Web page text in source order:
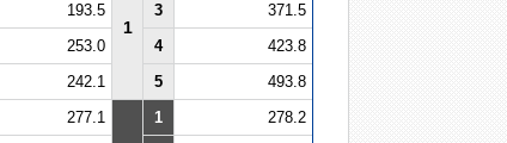
1
193.5 3
371.5
253.0 4
423.8
242.1 5 493.8
277.1 1
278.2